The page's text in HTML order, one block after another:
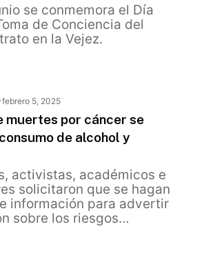
se conmemora el Día
de Conciencia del
en la Vejez.
febrero 5, 2025
muertes por cáncer se
de alcohol y
activistas, académicos e
solicitaron que se hagan
información para advertir
sobre los riesgos…